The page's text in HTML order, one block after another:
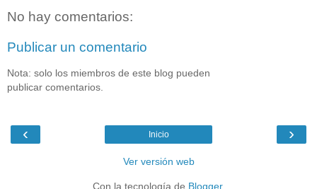
No hay comentarios:
Publicar un comentario
Nota: solo los miembros de este blog pueden
publicar comentarios.
‹ ›
Inicio
Ver versión web
Con la tecnología de Blogger.